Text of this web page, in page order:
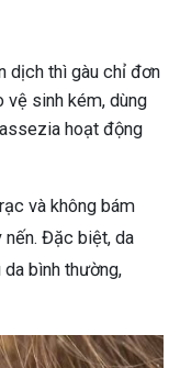
dịch thì gàu chỉ đơn
vệ sinh kém, dùng
hoạt động
và không bám
nến. Đặc biệt, da
bình thường,